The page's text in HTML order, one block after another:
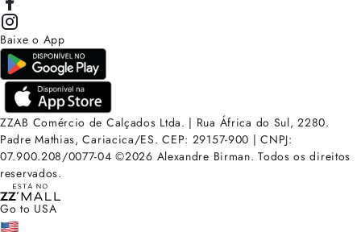
Baixe o App
ZZAB Comércio de Calçados Ltda. | Rua África do Sul, 2280.
Padre Mathias, Cariacica/ES. CEP: 29157-900 | CNPJ:
07.900.208/0077-04 ©2026 Alexandre Birman. Todos os direitos
reservados.
Go to USA